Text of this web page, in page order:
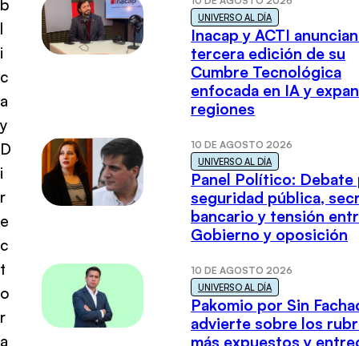
b
l
i
c
a
y
D
i
r
e
c
t
o
r
a
UNIVERSO AL DÍA
Inacap y ACTI
tercera edición de su
Cumbre Tecnológica
enfocada en IA y
regiones
10 DE AGOSTO 2026
UNIVERSO AL DÍA
Panel Político: Debate
seguridad pública,
bancario y tensión
Gobierno y oposición
10 DE AGOSTO 2026
UNIVERSO AL DÍA
Pakomio por Sin
advierte sobre los